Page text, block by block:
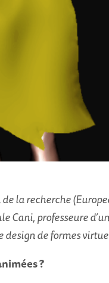
la recherche
professeure
design de formes
?